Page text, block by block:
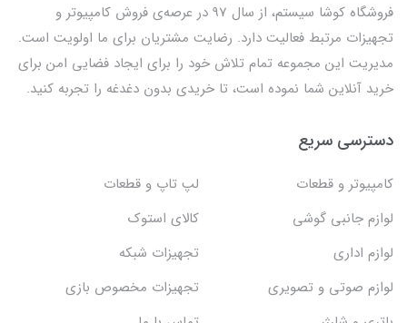
فروشگاه کوشا سیستم، از سال 97 در عرصه‌ی فروش کامپیوتر و
تجهیزات مرتبط فعالیت دارد. رضایت مشتریان برای ما اولویت است.
مدیریت این مجموعه تمام تلاش خود را برای ایجاد فضایی امن برای
خرید آنلاین شما نموده است، تا خریدی بدون دغدغه را تجربه کنید.
دسترسی سریع
کامپیوتر و قطعات
لپ تاپ و قطعات
لوازم جانبی گوشی
کالای استوک
لوازم اداری
تجهیزات شبکه
لوازم صوتی و تصویری
تجهیزات مخصوص بازی